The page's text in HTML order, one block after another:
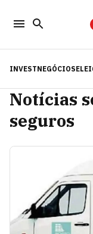
INVESTNEGÓCIOS
Notícias
seguros